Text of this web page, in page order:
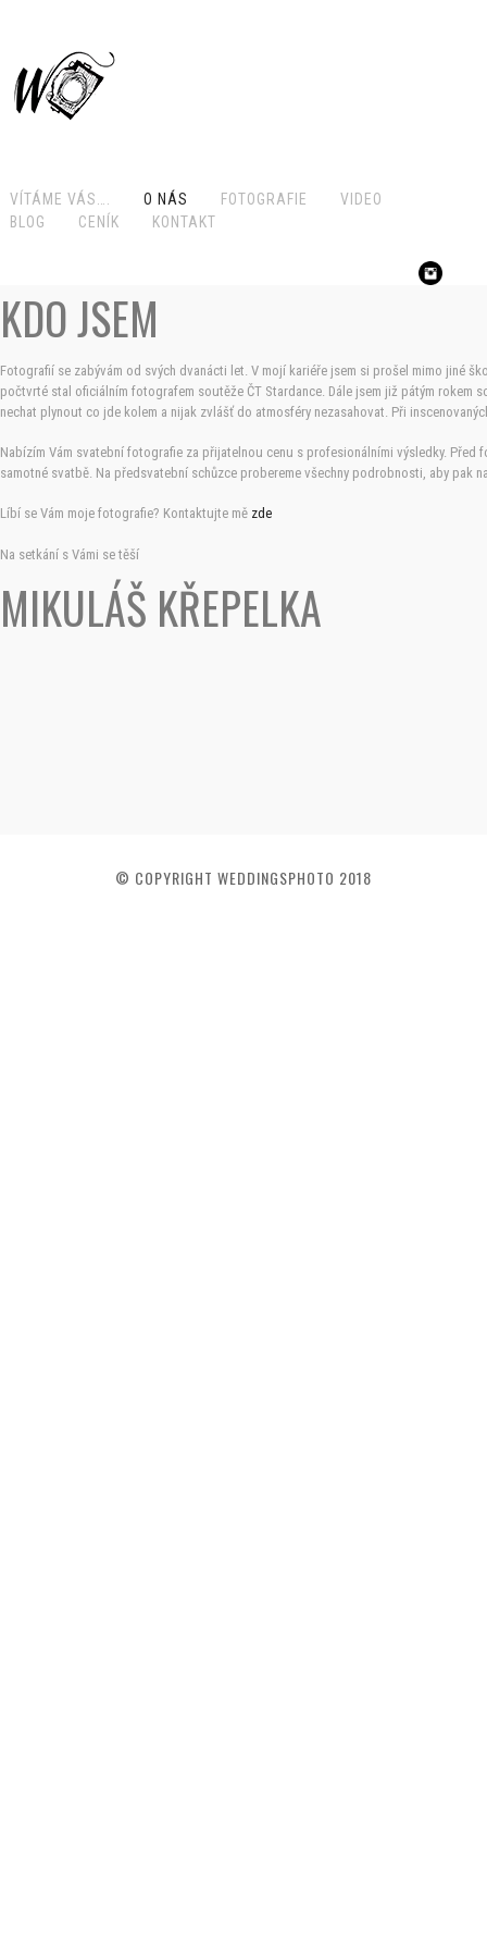
VÍTÁME VÁS…. O NÁS FOTOGRAFIE
VIDEO
BLOG
CENÍK KONTAKT
KDO JSEM
Fotografií se zabývám od svých dvanácti let. V mojí kariéře jsem si prošel mimo jiné
počtvrté stal oficiálním fotografem soutěže ČT Stardance. Dále jsem již pátým
nechat plynout co jde kolem a nijak zvlášť do atmosféry nezasahovat. Při
Nabízím Vám svatební fotografie za přijatelnou cenu s profesionálními výsledky.
samotné svatbě. Na předsvatební schůzce probereme všechny podrobnosti, aby pak
Líbí se Vám moje fotografie? Kontaktujte mě zde
Na setkání s Vámi se těší
MIKULÁŠ KŘEPELKA
© COPYRIGHT WEDDINGSPHOTO 2018